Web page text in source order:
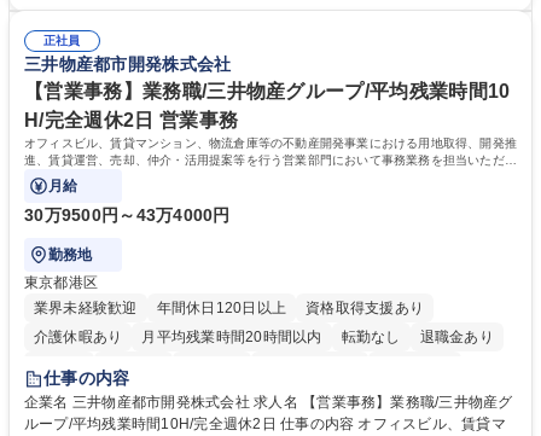
年休120日/デスクワーク中心で残業少なめ
整、資料作成、当日の運営サポート 学歴・資格 学歴：大学院 大学 語学
力： 資格：
正社員
三井物産都市開発株式会社
【営業事務】業務職/三井物産グループ/平均残業時間10
H/完全週休2日 営業事務
オフィスビル、賃貸マンション、物流倉庫等の不動産開発事業における用地取得、開発推
進、賃貸運営、売却、仲介・活用提案等を行う営業部門において事務業務を担当いただき
ます。
月給
30万9500円～43万4000円
勤務地
東京都港区
業界未経験歓迎
年間休日120日以上
資格取得支援あり
介護休暇あり
月平均残業時間20時間以内 転勤なし
退職金あり
在宅OK
賞与あり
駅近5分以内
土日祝休み 寮・社宅あり
仕事の内容
企業名 三井物産都市開発株式会社 求人名 【営業事務】業務職/三井物産グ
ループ/平均残業時間10H/完全週休2日 仕事の内容 オフィスビル、賃貸マ